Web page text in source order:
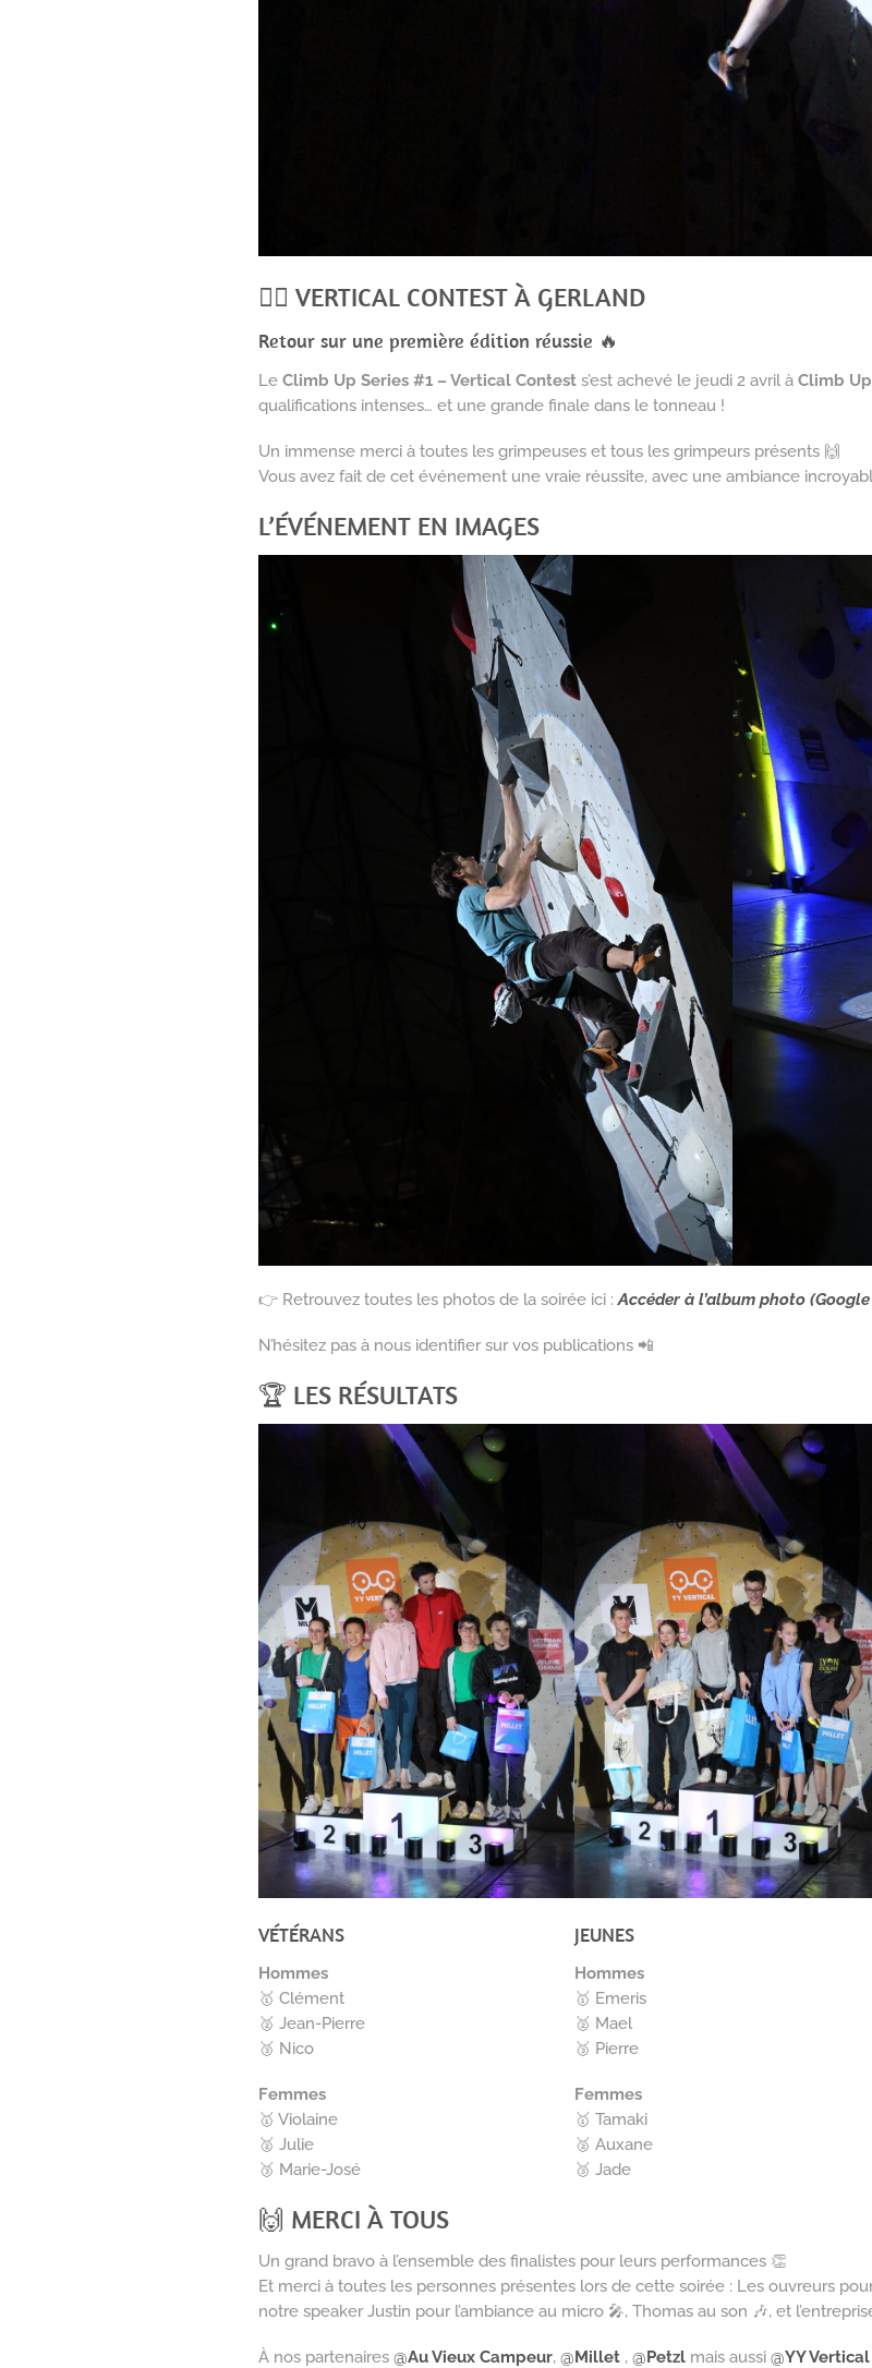
🧗‍♂️ VERTICAL CONTEST À GERLAND
Retour sur une première édition réussie 🔥
Le Climb Up Series #1 – Vertical Contest s’est achevé le jeudi 2 avril à Climb
qualifications intenses… et une grande finale dans le tonneau !
Un immense merci à toutes les grimpeuses et tous les grimpeurs présents 🙌
Vous avez fait de cet événement une vraie réussite, avec une ambiance
L’ÉVÉNEMENT EN IMAGES
👉 Retrouvez toutes les photos de la soirée ici :Accéder à l’album photo
N’hésitez pas à nous identifier sur vos publications 📲
🏆 LES RÉSULTATS
VÉTÉRANS
Hommes
🥇 Clément
🥈 Jean-Pierre
🥉 Nico
Femmes
🥇 Violaine
🥈 Julie
🥉 Marie-José
JEUNES
Hommes
🥇 Emeris
🥈 Mael
🥉 Pierre
Femmes
🥇 Tamaki
🥈 Auxane
🥉 Jade
🙌 MERCI À TOUS
Un grand bravo à l’ensemble des finalistes pour leurs performances 👏
Et merci à toutes les personnes présentes lors de cette soirée : Les ouvreurs
notre speaker Justin pour l’ambiance au micro 🎤, Thomas au son 🎶, et
À nos partenaires @Au Vieux Campeur, @Millet , @Petzl mais aussi @YY Vertical